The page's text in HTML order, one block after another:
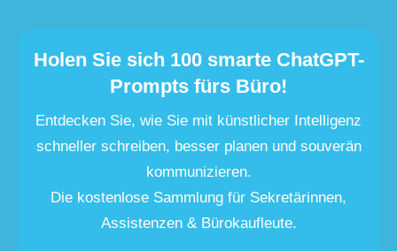
Holen Sie sich 100 smarte ChatGPT-
Prompts fürs Büro!
Entdecken Sie, wie Sie mit künstlicher Intelligenz
schneller schreiben, besser planen und souverän
kommunizieren.
Die kostenlose Sammlung für Sekretärinnen,
Assistenzen & Bürokaufleute.